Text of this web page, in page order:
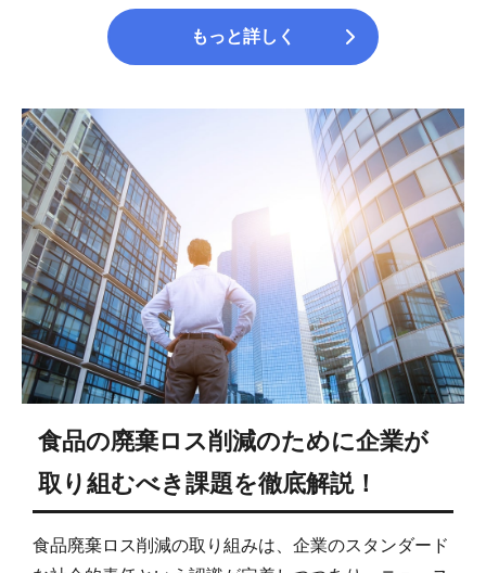
もっと詳しく
食品の廃棄ロス削減のために企業が
取り組むべき課題を徹底解説！
食品廃棄ロス削減の取り組みは、企業のスタンダード